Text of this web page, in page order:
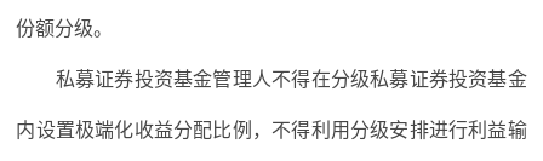
份额分级。
私募证券投资基金管理人不得在分级私募证券投资基金
内设置极端化收益分配比例，不得利用分级安排进行利益输